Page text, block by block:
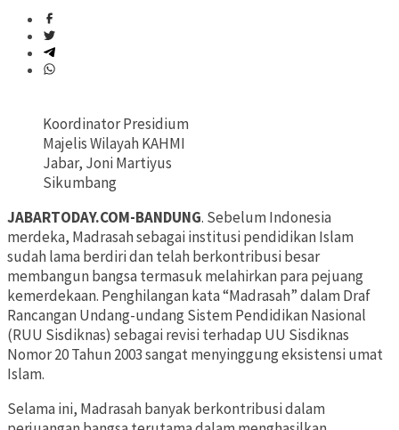
Koordinator Presidium
Majelis Wilayah KAHMI
Jabar, Joni Martiyus
Sikumbang
JABARTODAY.COM-BANDUNG. Sebelum Indonesia
merdeka, Madrasah sebagai institusi pendidikan Islam
sudah lama berdiri dan telah berkontribusi besar
membangun bangsa termasuk melahirkan para pejuang
kemerdekaan. Penghilangan kata “Madrasah” dalam Draf
Rancangan Undang-undang Sistem Pendidikan Nasional
(RUU Sisdiknas) sebagai revisi terhadap UU Sisdiknas
Nomor 20 Tahun 2003 sangat menyinggung eksistensi umat
Islam.
Selama ini, Madrasah banyak berkontribusi dalam